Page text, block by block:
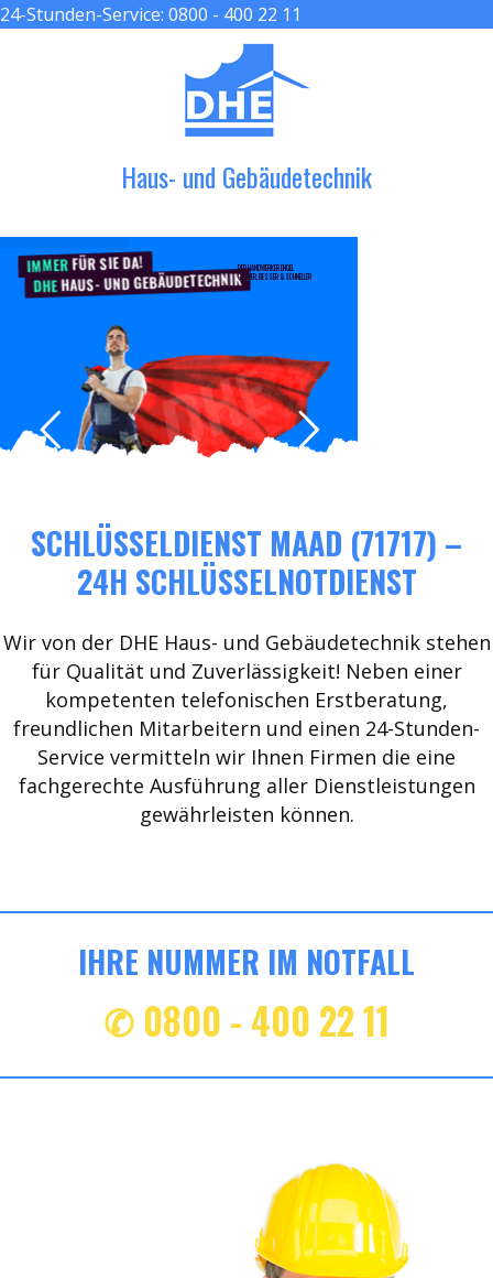
24-Stunden-Service: 0800 - 400 22 11
Haus- und Gebäudetechnik
IMMERFÜR SIE DA!
DHEHAUS- UND GEBÄUDETECHNIK
DER HANDWERKER ENGEL
GRÖßER, BESSER & SCHNELLER
SCHLÜSSELDIENST MAAD (71717) –
24H SCHLÜSSELNOTDIENST
Wir von der DHE Haus- und Gebäudetechnik stehen
für Qualität und Zuverlässigkeit! Neben einer
kompetenten telefonischen Erstberatung,
freundlichen Mitarbeitern und einen 24-Stunden-
Service vermitteln wir Ihnen Firmen die eine
fachgerechte Ausführung aller Dienstleistungen
gewährleisten können.
IHRE NUMMER IM NOTFALL
✆ 0800 - 400 22 11